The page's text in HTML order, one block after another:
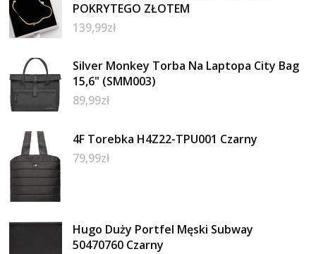
POKRYTEGO ZŁOTEM
139,99zł
Silver Monkey Torba Na Laptopa City Bag
15,6" (SMM003)
89,99zł
4F Torebka H4Z22-TPU001 Czarny
79,99zł
Hugo Duży Portfel Męski Subway
50470760 Czarny